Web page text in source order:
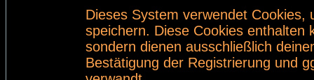
Dieses System verwendet
speichern. Diese Cookies enthalten
sondern dienen ausschließlich
Bestätigung der Registrierung und